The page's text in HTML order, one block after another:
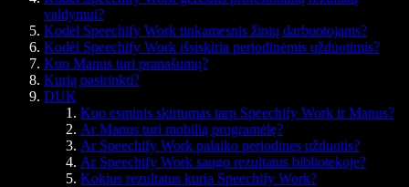
valdymui?
Kodėl Speechify Work tinkamesnis žinių darbuotojams?
Kodėl Speechify Work išsiskiria periodinėmis užduotimis?
Kuo Manus turi pranašumų?
Kurią pasirinkti?
DUK
Kuo esminis skirtumas tarp Speechify Work ir Manus?
Ar Manus turi mobilią programėlę?
Ar Speechify Work palaiko periodines užduotis?
Ar Speechify Work saugo rezultatus bibliotekoje?
Kokius rezultatus kuria Speechify Work?